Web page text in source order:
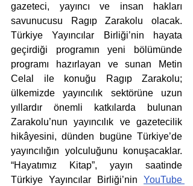
gazeteci, yayıncı ve insan hakları
savunucusu Ragıp Zarakolu olacak.
Türkiye Yayıncılar Birliği’nin hayata
geçirdiği programın yeni bölümünde
programı hazırlayan ve sunan Metin
Celal ile konuğu Ragıp Zarakolu;
ülkemizde yayıncılık sektörüne uzun
yıllardır önemli katkılarda bulunan
Zarakolu’nun yayıncılık ve gazetecilik
hikâyesini, dünden bugüne Türkiye’de
yayıncılığın yolculuğunu konuşacaklar.
“Hayatımız Kitap”, yayın saatinde
Türkiye Yayıncılar Birliği’nin YouTube